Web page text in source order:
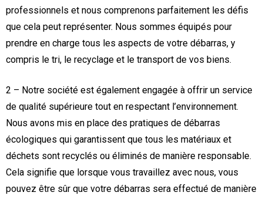
professionnels et nous comprenons parfaitement les défis
que cela peut représenter. Nous sommes équipés pour
prendre en charge tous les aspects de votre débarras, y
compris le tri, le recyclage et le transport de vos biens.
2 – Notre société est également engagée à offrir un service
de qualité supérieure tout en respectant l’environnement.
Nous avons mis en place des pratiques de débarras
écologiques qui garantissent que tous les matériaux et
déchets sont recyclés ou éliminés de manière responsable.
Cela signifie que lorsque vous travaillez avec nous, vous
pouvez être sûr que votre débarras sera effectué de manière